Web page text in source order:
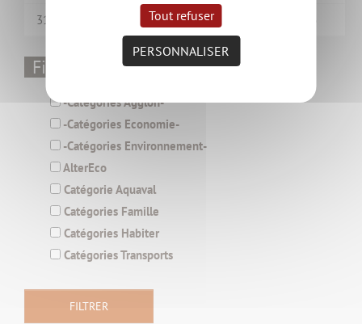
31 3
Filtrer par thématique
-Catégories Aggloh-
-Catégories Economie-
-Catégories Environnement-
AlterEco
Catégorie Aquaval
Catégories Famille
Catégories Habiter
Catégories Transports
Tout refuser
PERSONNALISER